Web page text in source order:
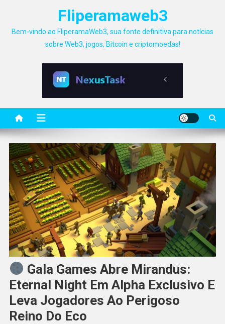
Fliperamaweb3
Bem-vindo ao FliperamaWeb3, sua fonte definitiva para notícias
sobre Web3, jogos, Bitcoin e criptomoedas!
Gala Games Abre Mirandus:
Eternal Night Em Alpha Exclusivo E
Leva Jogadores Ao Perigoso
Reino Do Eco